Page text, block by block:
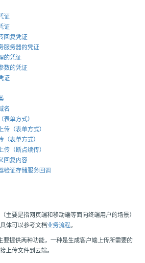
证
证
回复凭证
服务器的凭证
的凭证
数的凭证
证
名
表单方式）
传（表单方式）
（表单方式）
传（断点续传）
回复内容
验证存储服务回调
主要是指网页端和移动端等面向终端用户的场景）
体可以参考文档业务流程。
要提供两种功能，一种是生成客户端上传所需要的
上传文件到云端。